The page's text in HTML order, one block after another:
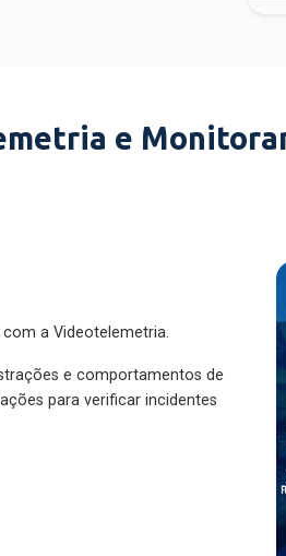
e
a Videotelemetria.
e comportamentos de
para verificar incidentes